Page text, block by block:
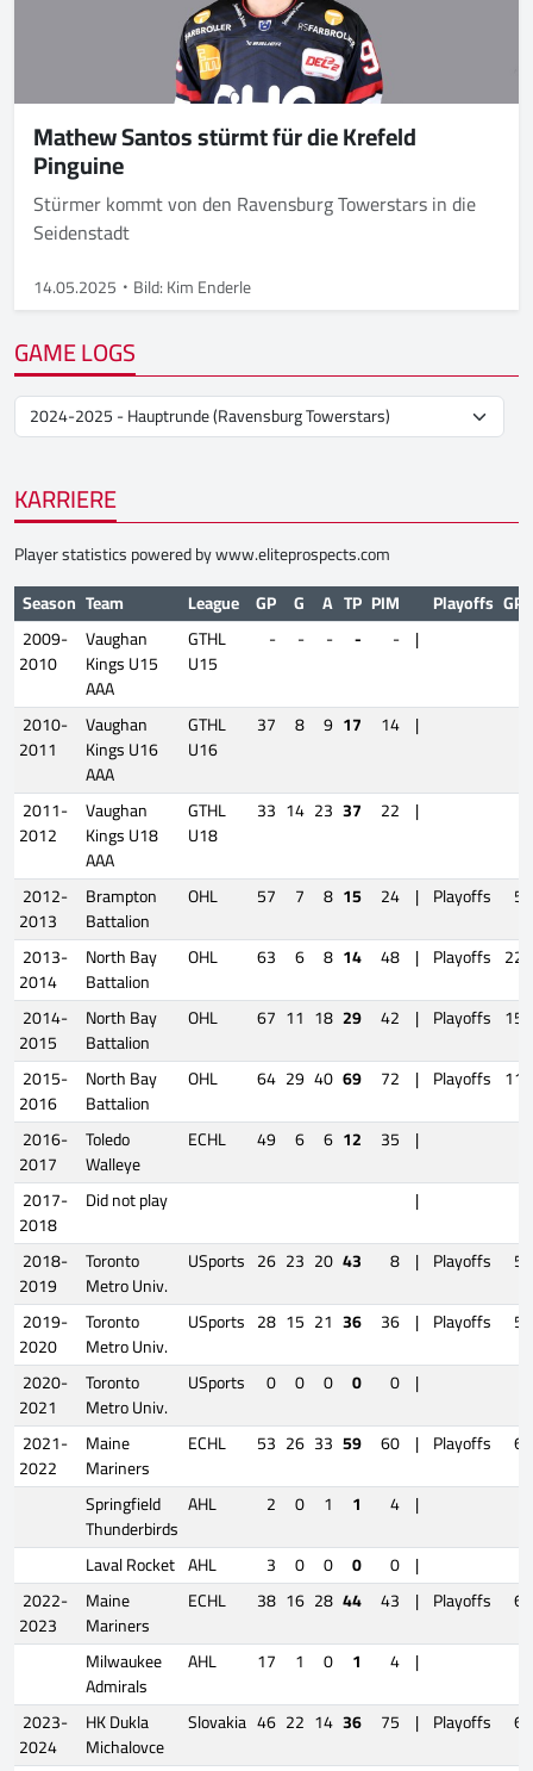
Mathew Santos stürmt für die Krefeld
Pinguine
Stürmer kommt von den Ravensburg Towerstars in die
Seidenstadt
14.05.2025 Bild: Kim Enderle
GAME LOGS
KARRIERE
Player statistics powered bywww.eliteprospects.com
Season Team League GP G A TP PIM Playoffs GP
2009-
2010
Vaughan
Kings U15
AAA
GTHL
U15
- - - - - |
2010-
2011
Vaughan
Kings U16
AAA
GTHL
U16
37 8 9 17 14 |
2011-
2012
Vaughan
Kings U18
AAA
GTHL
U18
33 14 23 37 22 |
2012-
2013
Brampton
Battalion
OHL 57 7 8 15 24 | Playoffs
5
2013-
2014
North Bay
Battalion
OHL 63 6 8 14 48 | Playoffs 22
2014-
2015
North Bay
Battalion
OHL 67 11 18 29 42 | Playoffs 15
2015-
2016
North Bay
Battalion
OHL 64 29 40 69 72 | Playoffs 11
2016-
2017
Toledo
Walleye
ECHL 49 6 6 12 35 |
2017-
2018
Did not play
|
2018-
2019
Toronto
Metro Univ.
USports 26 23 20 43 8 | Playoffs
5
2019-
2020
Toronto
Metro Univ.
USports 28 15 21 36 36 | Playoffs
5
2020-
2021
Toronto
Metro Univ.
USports 0 0 0 0 0 |
2021-
2022
Maine
Mariners
ECHL 53 26 33 59 60 | Playoffs
6
Springfield
Thunderbirds
AHL 2 0 1 1 4 |
Laval Rocket AHL 3 0 0 0 0 |
2022-
2023
Maine
Mariners
ECHL 38 16 28 44 43 | Playoffs
6
Milwaukee
Admirals
AHL 17 1 0 1 4 |
2023-
2024
HK Dukla
Michalovce
Slovakia 46 22 14 36 75 | Playoffs
6